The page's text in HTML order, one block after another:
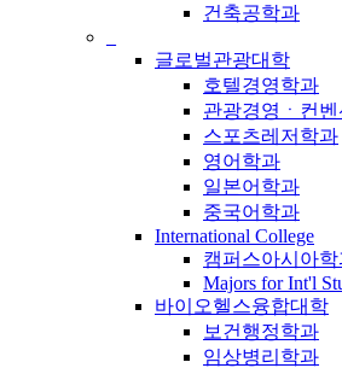
건축공학과
글로벌관광대학
호텔경영학과
관광경영ㆍ컨
스포츠레저학과
영어학과
일본어학과
중국어학과
International College
캠퍼스아시아학
Majors for Int'l
바이오헬스융합대학
보건행정학과
임상병리학과